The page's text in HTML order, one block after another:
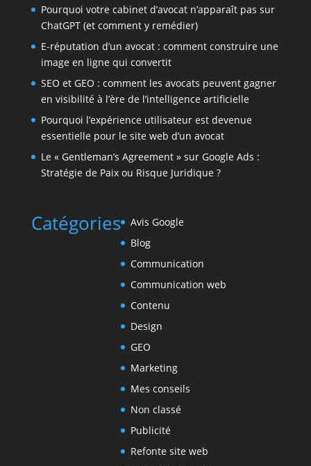
Pourquoi votre cabinet d’avocat n’apparaît pas sur
ChatGPT (et comment y remédier)
E-réputation d’un avocat : comment construire une
image en ligne qui convertit
SEO et GEO : comment les avocats peuvent gagner
en visibilité à l’ère de l’intelligence artificielle
Pourquoi l’expérience utilisateur est devenue
essentielle pour le site web d’un avocat
Le « Gentleman’s Agreement » sur Google Ads :
Stratégie de Paix ou Risque Juridique ?
Catégories
Avis Google
Blog
Communication
Communication web
Contenu
Design
GEO
Marketing
Mes conseils
Non classé
Publicité
Refonte site web